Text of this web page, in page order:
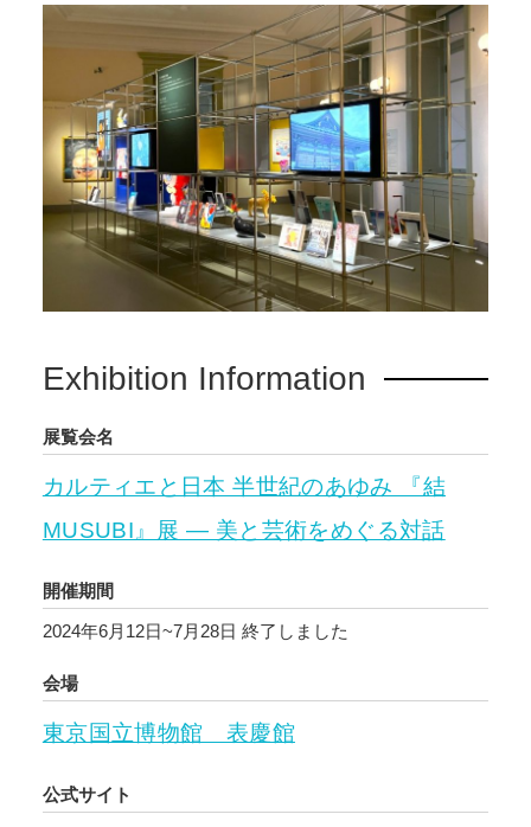
Exhibition Information
展覧会名
カルティエと日本 半世紀のあゆみ 『結
MUSUBI』展 ― 美と芸術をめぐる対話
開催期間
2024年6月12日~7月28日 終了しました
会場
東京国立博物館 表慶館
公式サイト